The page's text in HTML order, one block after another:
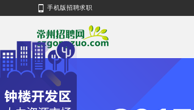
手机版招聘求职